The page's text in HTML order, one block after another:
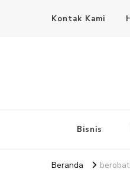
Kontak Kami
Bisnis
Beranda